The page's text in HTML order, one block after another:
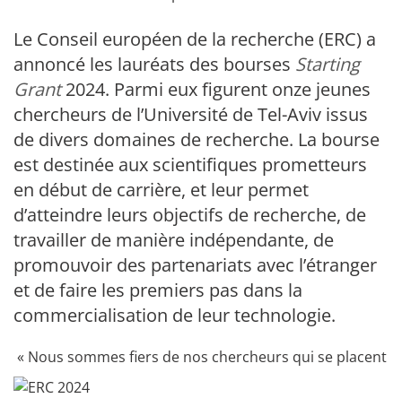
Le Conseil européen de la recherche (ERC) a
annoncé les lauréats des bourses Starting
Grant2024. Parmi eux figurent onze jeunes
chercheurs de l’Université de Tel-Aviv issus
de divers domaines de recherche. La bourse
est destinée aux scientifiques prometteurs
en début de carrière, et leur permet
d’atteindre leurs objectifs de recherche, de
travailler de manière indépendante, de
promouvoir des partenariats avec l’étranger
et de faire les premiers pas dans la
commercialisation de leur technologie.
« Nous sommes fiers de nos chercheurs qui se placent